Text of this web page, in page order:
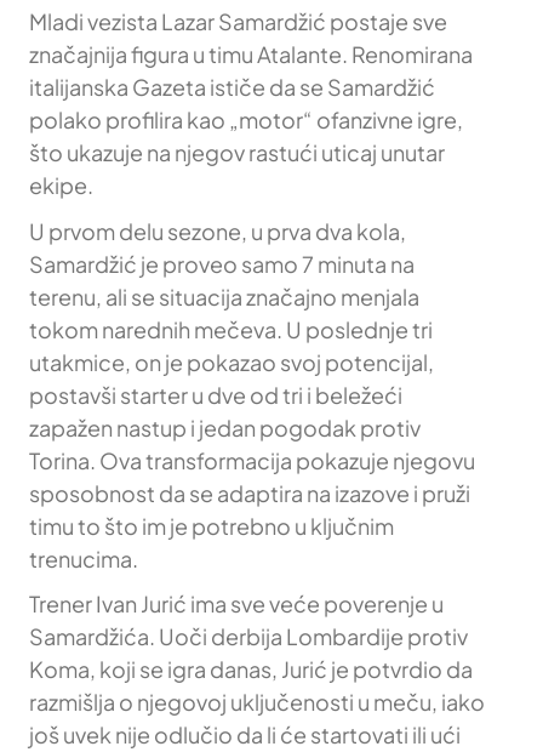
Mladi vezista Lazar Samardžić postaje sve
značajnija figura u timu Atalante. Renomirana
italijanska Gazeta ističe da se Samardžić
polako profilira kao „motor“ ofanzivne igre,
što ukazuje na njegov rastući uticaj unutar
ekipe.
U prvom delu sezone, u prva dva kola,
Samardžić je proveo samo 7 minuta na
terenu, ali se situacija značajno menjala
tokom narednih mečeva. U poslednje tri
utakmice, on je pokazao svoj potencijal,
postavši starter u dve od tri i beležeći
zapažen nastup i jedan pogodak protiv
Torina. Ova transformacija pokazuje njegovu
sposobnost da se adaptira na izazove i pruži
timu to što im je potrebno u ključnim
trenucima.
Trener Ivan Jurić ima sve veće poverenje u
Samardžića. Uoči derbija Lombardije protiv
Koma, koji se igra danas, Jurić je potvrdio da
razmišlja o njegovoj uključenosti u meču, iako
još uvek nije odlučio da li će startovati ili ući